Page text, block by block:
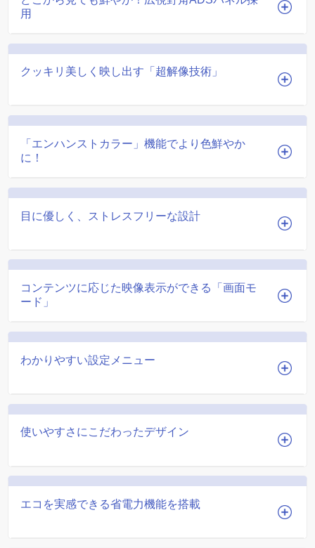
用
クッキリ美しく映し出す「超解像技術」
「エンハンストカラー」機能でより色鮮やか
に！
目に優しく、ストレスフリーな設計
コンテンツに応じた映像表示ができる「画面モ
ード」
わかりやすい設定メニュー
使いやすさにこだわったデザイン
エコを実感できる省電力機能を搭載